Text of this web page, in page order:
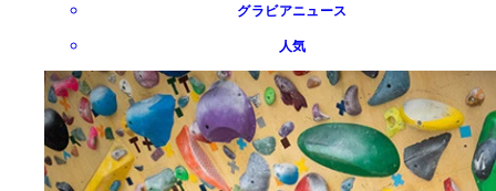
グラビアニュース
人気